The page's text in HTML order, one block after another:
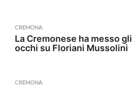
CREMONA
La Cremonese ha messo gli
occhi su Floriani Mussolini
CREMONA